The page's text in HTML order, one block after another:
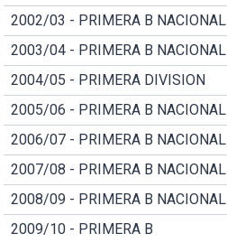
2002/03 - PRIMERA B NACIONAL
2003/04 - PRIMERA B NACIONAL
2004/05 - PRIMERA DIVISION
2005/06 - PRIMERA B NACIONAL
2006/07 - PRIMERA B NACIONAL
2007/08 - PRIMERA B NACIONAL
2008/09 - PRIMERA B NACIONAL
2009/10 - PRIMERA B